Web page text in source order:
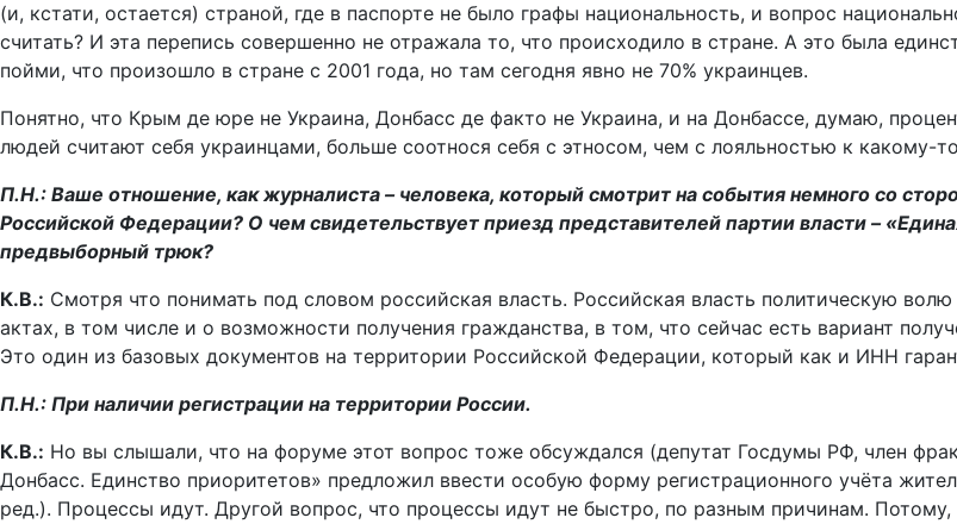
(и, кстати, остается) страной, где в паспорте не было графы национальность, и вопрос
считать? И эта перепись совершенно не отражала то, что происходило в стране. А это была
пойми, что произошло в стране с 2001 года, но там сегодня явно не 70% украинцев.
Понятно, что Крым де юре не Украина, Донбасс де факто не Украина, и на Донбассе, думаю,
людей считают себя украинцами, больше соотнося себя с этносом, чем с лояльностью к какому-
П.Н.: Ваше отношение, как журналиста – человека, который смотрит на события немного со
Российской Федерации? О чем свидетельствует приезд представителей партии власти –
предвыборный трюк?
К.В.: Смотря что понимать под словом российская власть. Российская власть политическую
актах, в том числе и о возможности получения гражданства, в том, что сейчас есть вариант
Это один из базовых документов на территории Российской Федерации, который как и ИНН
П.Н.: При наличии регистрации на территории России.
К.В.: Но вы слышали, что на форуме этот вопрос тоже обсуждался (депутат Госдумы РФ, член
Донбасс. Единство приоритетов» предложил ввести особую форму регистрационного учёта
ред.). Процессы идут. Другой вопрос, что процессы идут не быстро, по разным причинам.